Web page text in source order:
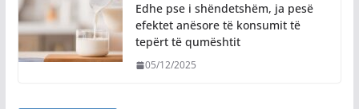
Edhe pse i shëndetshëm, ja pesë
efektet anësore të konsumit të
tepërt të qumështit
05/12/2025